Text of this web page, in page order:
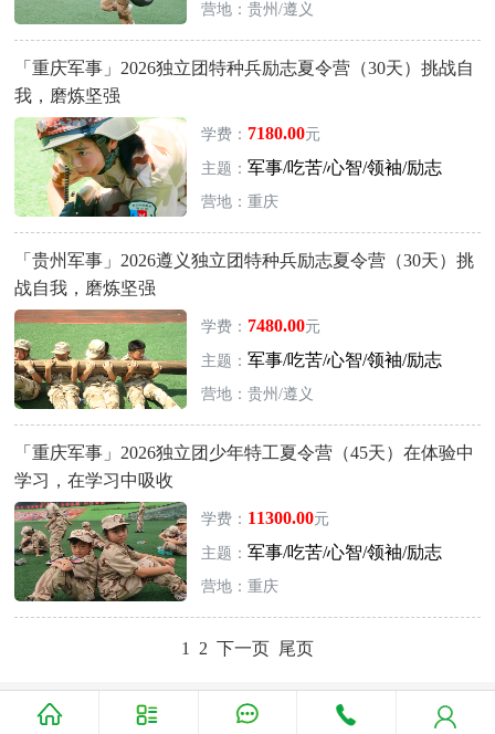
营地：贵州/遵义
「重庆军事」2026独立团特种兵励志夏令营（30天）挑战自
我，磨炼坚强
学费： 7180.00元
主题： 军事/吃苦/心智/领袖/励志
营地：重庆
「贵州军事」2026遵义独立团特种兵励志夏令营（30天）挑
战自我，磨炼坚强
学费： 7480.00元
主题： 军事/吃苦/心智/领袖/励志
营地：贵州/遵义
「重庆军事」2026独立团少年特工夏令营（45天）在体验中
学习，在学习中吸收
学费： 11300.00元
主题： 军事/吃苦/心智/领袖/励志
营地：重庆
1 2 下一页 尾页
Copyright @ 2026 www.letaohuo.com